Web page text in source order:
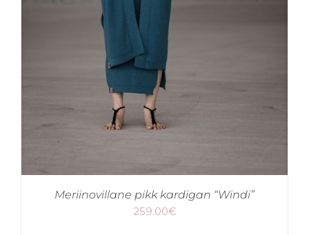
Meriinovillane pikk kardigan “Windi”
259.00€